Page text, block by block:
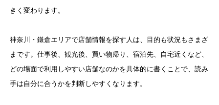
きく変わります。
神奈川・鎌倉エリアで店舗情報を探す人は、目的も状況もさまざ
まです。仕事後、観光後、買い物帰り、宿泊先、自宅近くなど、
どの場面で利用しやすい店舗なのかを具体的に書くことで、読み
手は自分に合うかを判断しやすくなります。